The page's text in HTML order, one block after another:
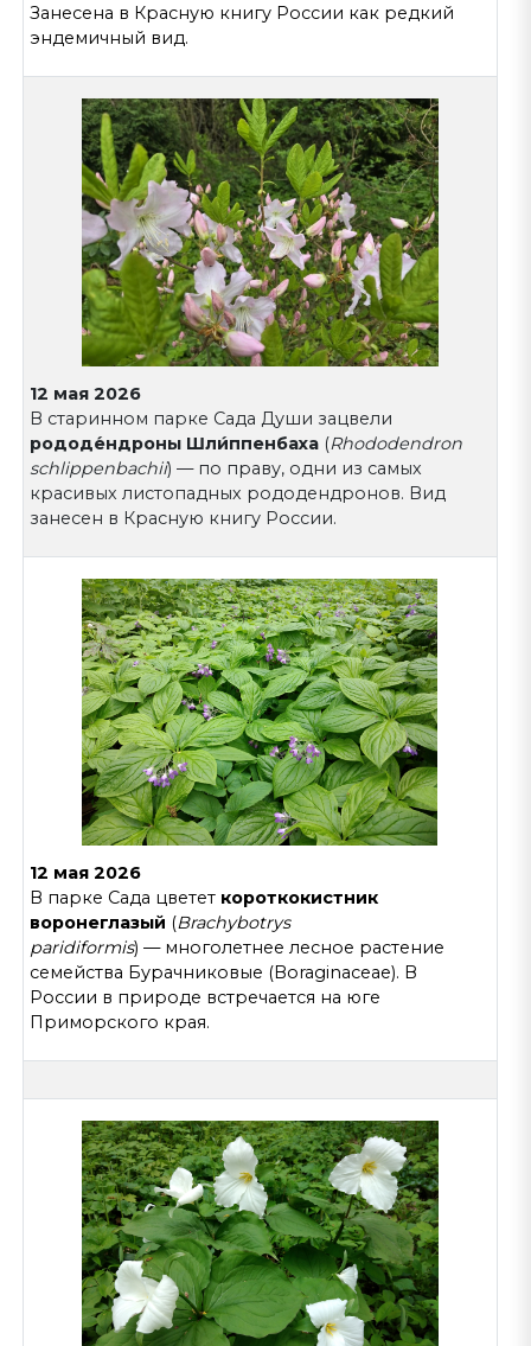
Занесена в Красную книгу России как редкий
эндемичный вид.
12 мая 2026
В старинном парке Сада Души зацвели
рододе́ндроны Шли́ппенбаха (Rhododendron
schlippenbachii) — по праву, одни из самых
красивых листопадных рододендронов. Вид
занесен в Красную книгу России.
12 мая 2026
В парке Сада цветет короткокистник
воронеглазый (Brachybotrys
paridiformis) — многолетнее лесное растение
семейства Бурачниковые (Boraginaceae). В
России в природе встречается на юге
Приморского края.